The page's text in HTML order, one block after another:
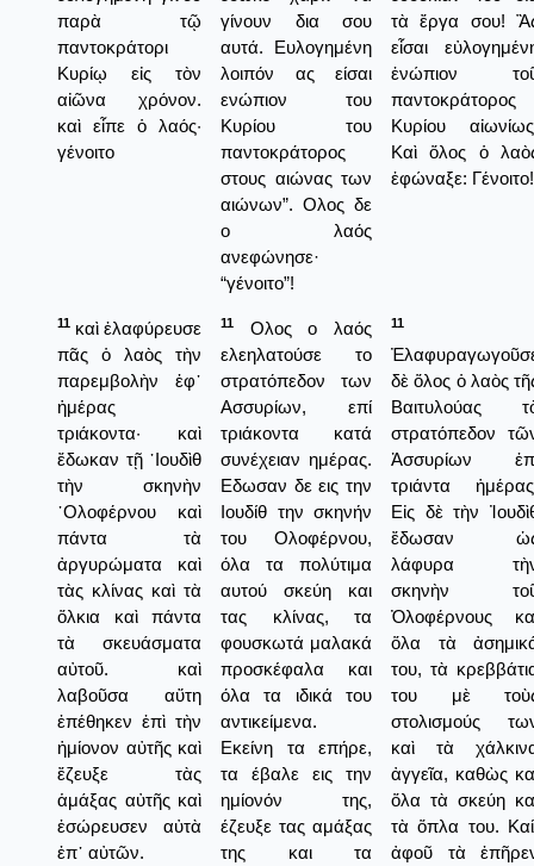
παρὰ τῷ
παντοκράτορι
Κυρίῳ εἰς τὸν
αἰῶνα χρόνον.
καὶ εἶπε ὁ λαός·
γένοιτο
γίνουν δια σου
αυτά. Ευλογημένη
λοιπόν ας είσαι
ενώπιον του
Κυρίου του
παντοκράτορος
στους αιώνας των
αιώνων”. Ολος δε
ο λαός
ανεφώνησε·
“γένοιτο”!
τὰ ἔργα σου!
εἶσαι
ἐνώπιον
παντοκράτορος
Κυρίου
Καὶ ὅλος ὁ
ἐφώναξε: Γένοιτο!
11 καὶ ἐλαφύρευσε
πᾶς ὁ λαὸς τὴν
παρεμβολὴν ἐφ᾿
ἡμέρας
τριάκοντα· καὶ
ἔδωκαν τῇ ᾿Ιουδὶθ
τὴν σκηνὴν
᾿Ολοφέρνου καὶ
πάντα τὰ
ἀργυρώματα καὶ
τὰς κλίνας καὶ τὰ
ὅλκια καὶ πάντα
τὰ σκευάσματα
αὐτοῦ. καὶ
λαβοῦσα αὕτη
ἐπέθηκεν ἐπὶ τὴν
ἡμίονον αὐτῆς καὶ
ἔζευξε τὰς
ἁμάξας αὐτῆς καὶ
ἐσώρευσεν αὐτὰ
ἐπ᾿ αὐτῶν.
11
Ολος ο λαός
ελεηλατούσε το
στρατόπεδον των
Ασσυρίων, επί
τριάκοντα κατά
συνέχειαν ημέρας.
Εδωσαν δε εις την
Ιουδίθ την σκηνήν
του Ολοφέρνου,
όλα τα πολύτιμα
αυτού σκεύη και
τας κλίνας, τα
φουσκωτά μαλακά
προσκέφαλα και
όλα τα ιδικά του
αντικείμενα.
Εκείνη τα επήρε,
τα έβαλε εις την
ημίονόν της,
έζευξε τας αμάξας
της και τα
11
δὲ ὅλος ὁ λαὸς
Βαιτυλούας
στρατόπεδον
Ἀσσυρίων
τριάντα
Εἰς δὲ τὴν
ἔδωσαν
λάφυρα
σκηνὴν
Ὀλοφέρνους
ὅλα τὰ
του, τὰ
του μὲ
στολισμούς
καὶ τὰ
ἀγγεῖα, καθὼς
ὅλα τὰ σκεύη
τὰ ὅπλα του.
ἀφοῦ τὰ